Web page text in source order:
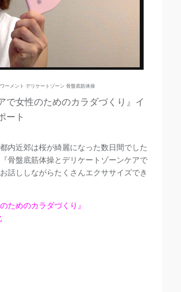
ーメント デリケートゾーン 骨盤底筋体操
で女性のためのカラダづくり』イ
ート
内近郊は桜が綺麗になった数日間でした
骨盤底筋体操とデリケートゾーンケアで
話ししながらたくさんエクササイズでき
ためのカラダづくり』